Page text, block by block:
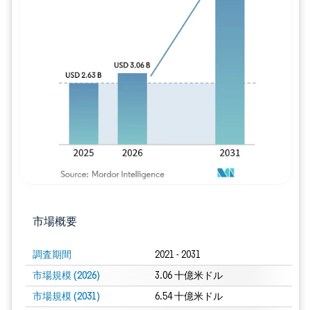
市場概要
調査期間 2021 - 2031
市場規模 (2026) 3.06 十億米ドル
市場規模 (2031) 6.54 十億米ドル
画像 © Mordor Intelligence。再利用には